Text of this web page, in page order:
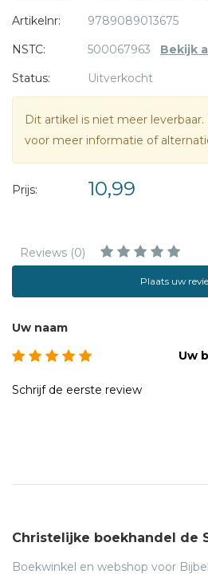
Artikelnr:
9789089013675
NSTC:
500067963 Bekijk
Status:
Uitverkocht
Dit artikel is niet meer
voor meer informatie of
Prijs: 10,99
Reviews (0)
Plaats uw
Uw naam
Uw
Schrijf de eerste review
Christelijke boekhandel de
Boekwinkel en webshop voor